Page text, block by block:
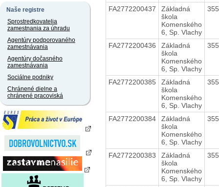
Naše registre
Sprostredkovatelia
zamestnania za úhradu
Agentúry podporovaného
zamestnávania
Agentúry dočasného
zamestnávania
Sociálne podniky
Chránené dielne a
chránené pracoviská
FA2772200437
Základná
škola
Komenského
6, Sp. Vlachy
FA2772200436
Základná
škola
Komenského
6, Sp. Vlachy
FA2772200385
Základná
škola
Komenského
6, Sp. Vlachy
FA2772200384
Základná
škola
Komenského
6, Sp. Vlachy
FA2772200383
Základná
škola
Komenského
6, Sp. Vlachy